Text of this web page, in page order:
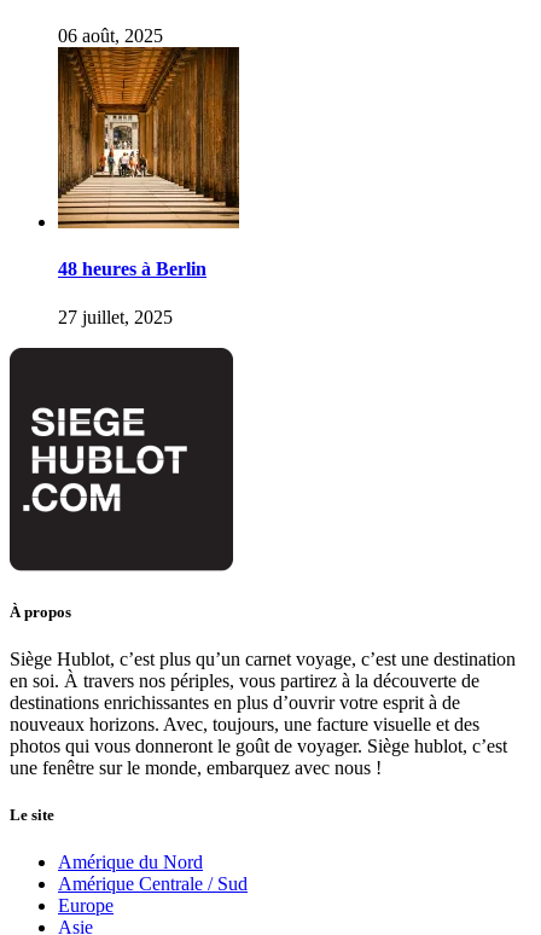
06 août, 2025
48 heures à Berlin
27 juillet, 2025
À propos
Siège Hublot, c’est plus qu’un carnet voyage, c’est une destination
en soi. À travers nos périples, vous partirez à la découverte de
destinations enrichissantes en plus d’ouvrir votre esprit à de
nouveaux horizons. Avec, toujours, une facture visuelle et des
photos qui vous donneront le goût de voyager. Siège hublot, c’est
une fenêtre sur le monde, embarquez avec nous !
Le site
Amérique du Nord
Amérique Centrale / Sud
Europe
Asie